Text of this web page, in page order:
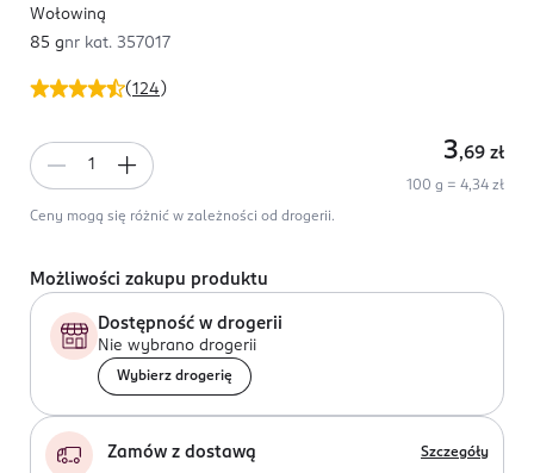
(124 )
Wołowiną
85 gnr kat. 357017
3,69 zł
100 g = 4,34 zł
Ceny mogą się różnić w zależności od drogerii.
Możliwości zakupu produktu
Dostępność w drogerii
Nie wybrano drogerii
Wybierz drogerię
Zamów z dostawą Szczegóły